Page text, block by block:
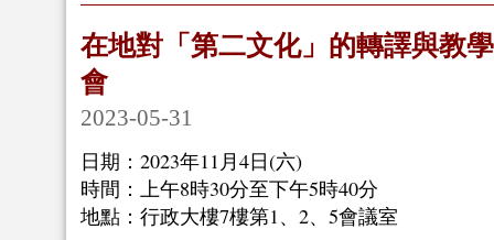
在地對「第二文化」的轉譯與教
會
2023-05-31
日期：2023年11月4日(六)
時間：上午8時30分至下午5時40分
地點：行政大樓7樓第1、2、5會議室